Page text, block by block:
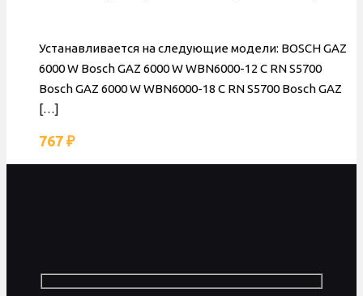
Устанавливается на следующие модели: BOSCH GAZ
6000 W Bosch GAZ 6000 W WBN6000-12 C RN S5700
Bosch GAZ 6000 W WBN6000-18 C RN S5700 Bosch GAZ
[…]
767 ₽